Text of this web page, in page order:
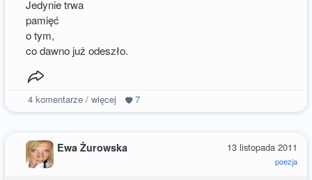
Jedynie trwa
pamięć
o tym,
co dawno już odeszło.
4komentarze / więcej 7
13 listopada 2011
poezja
Ewa Żurowska